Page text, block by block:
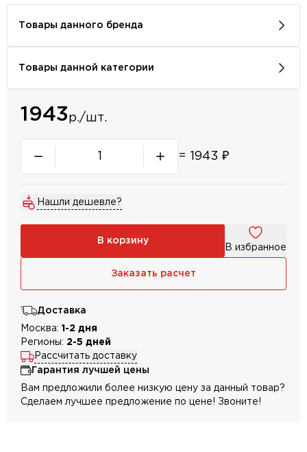
Товары данного бренда
Товары данной категории
1943р./шт.
= 1943 ₽
Нашли дешевле?
В корзину
В избранное
Заказать расчет
Доставка
Москва: 1-2 дня
Регионы: 2-5 дней
Рассчитать доставку
Гарантия лучшей цены
Вам предложили более низкую цену за данный товар?
Сделаем лучшее предложение по цене! Звоните!